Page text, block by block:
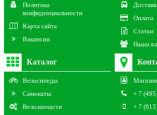
Политика
конфиденциальности
Карта сайта
Вакансии
Оплата
Статьи
Наши
Каталог
Велосипеды
Самокаты
Велозапчасти
Магазин
+ 7
+ 7